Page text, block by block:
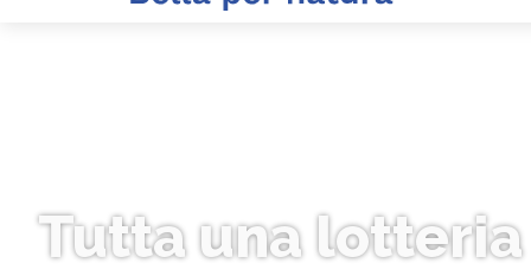
Tutta una lotteria